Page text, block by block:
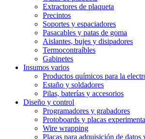
Extractores de plaqueta
Precintos
Soportes y espaciadores
Pasacables y patas de goma
Aislantes, bujes y disipadores
Termocontraíbles
Gabinetes
Insumos varios
Productos químicos para la
Estaño y soldadores
Pilas, baterías y accesorios
Diseño y control
Programadores y grabadores
Protoboards y placas
Wire wrapping
Placas para adquisición de datos